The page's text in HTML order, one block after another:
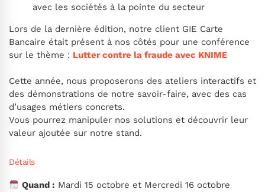
avec les sociétés à la pointe du secteur
Lors de la dernière édition, notre client GIE Carte
Bancaire était présent à nos côtés pour une conférence
sur le thème : Lutter contre la fraude avec KNIME
Cette année, nous proposerons des ateliers interactifs et
des démonstrations de notre savoir-faire, avec des cas
d’usages métiers concrets.
Vous pourrez manipuler nos solutions et découvrir leur
valeur ajoutée sur notre stand.
Détails
Quand : Mardi 15 octobre et Mercredi 16 octobre